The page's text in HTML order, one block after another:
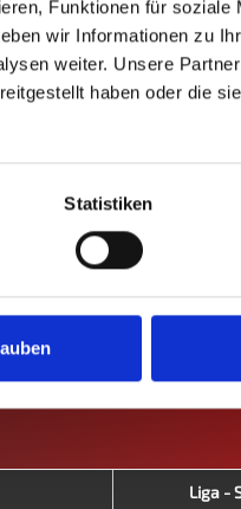
Funktionen für soziale
wir Informationen zu
weiter. Unsere
haben oder die
Statistiken
G- GW%
0 0 - 0
0
Liga -